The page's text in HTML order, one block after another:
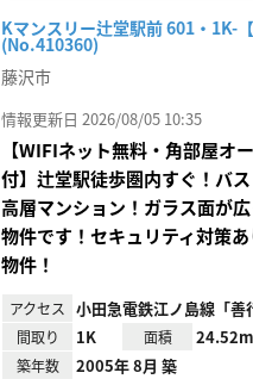
Kマンスリー辻堂駅前 601・1K-【
(No.410360)
藤沢市
情報更新日 2026/08/05 10:35
【WIFIネット無料・角部屋オ
付】辻堂駅徒歩圏内すぐ！バ
高層マンション！ガラス面が
物件です！セキュリティ対策
物件！
アクセス 小田急電鉄江ノ島線「善
間取り 1K 面積
築年数 2005年 8月 築